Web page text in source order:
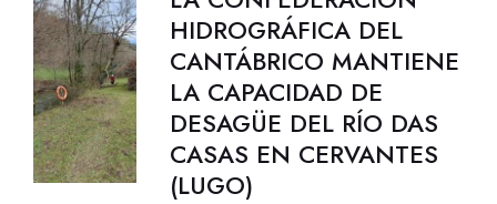
HIDROGRÁFICA DEL
CANTÁBRICO MANTIENE
LA CAPACIDAD DE
DESAGÜE DEL RÍO DAS
CASAS EN CERVANTES
(LUGO)